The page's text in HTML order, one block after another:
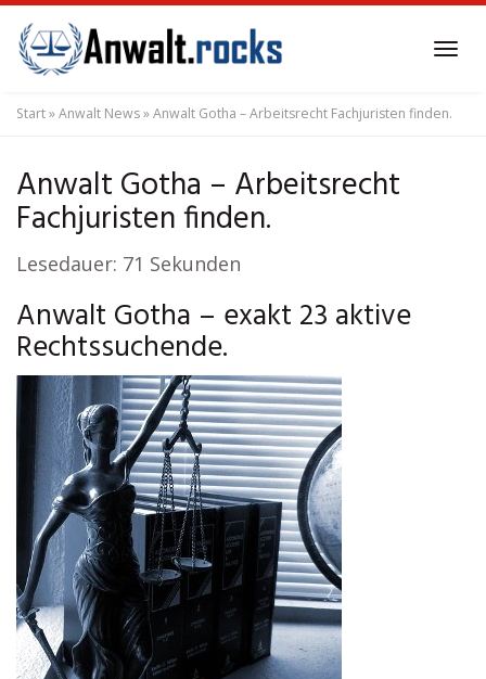
to
main
content
Start»Anwalt News»Anwalt Gotha – Arbeitsrecht Fachjuristen finden.
Anwalt Gotha – Arbeitsrecht
Fachjuristen finden.
Lesedauer: 71 Sekunden
Anwalt Gotha – exakt 23 aktive
Rechtssuchende.